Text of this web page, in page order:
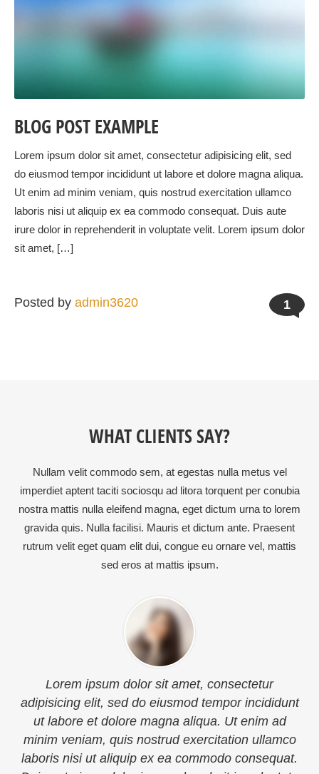
BLOG POST EXAMPLE
Lorem ipsum dolor sit amet, consectetur adipisicing elit, sed
do eiusmod tempor incididunt ut labore et dolore magna aliqua.
Ut enim ad minim veniam, quis nostrud exercitation ullamco
laboris nisi ut aliquip ex ea commodo consequat. Duis aute
irure dolor in reprehenderit in voluptate velit. Lorem ipsum dolor
sit amet, […]
Posted by admin3620 1
WHAT CLIENTS SAY?
Nullam velit commodo sem, at egestas nulla metus vel
imperdiet aptent taciti sociosqu ad litora torquent per conubia
nostra mattis nulla eleifend magna, eget dictum urna to lorem
gravida quis. Nulla facilisi. Mauris et dictum ante. Praesent
rutrum velit eget quam elit dui, congue eu ornare vel, mattis
sed eros at mattis ipsum.
Lorem ipsum dolor sit amet, consectetur
adipisicing elit, sed do eiusmod tempor incididunt
ut labore et dolore magna aliqua. Ut enim ad
minim veniam, quis nostrud exercitation ullamco
laboris nisi ut aliquip ex ea commodo consequat.